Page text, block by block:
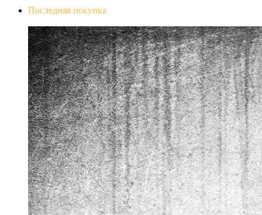
Последняя покупка